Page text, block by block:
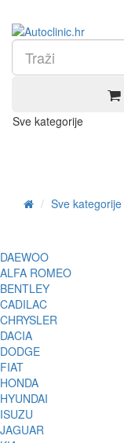
Sve kategorije
Sve kategorije
DAEWOO
ALFA ROMEO
BENTLEY
CADILAC
CHRYSLER
DACIA
DODGE
FIAT
HONDA
HYUNDAI
ISUZU
JAGUAR